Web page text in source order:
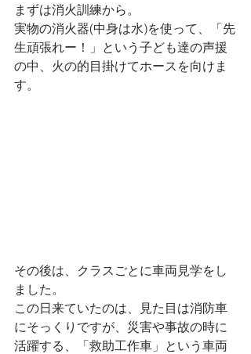
まずは消火訓練から。
実物の消火器(中身は水)を使って、「先
生頑張れー！」という子ども達の声援
の中、火の的目掛けてホースを向けま
す。
その後は、クラスごとに車両見学をし
ました。
この日来ていたのは、見た目は消防車
にそっくりですが、災害や事故の時に
活躍する、「救助工作車」という車両